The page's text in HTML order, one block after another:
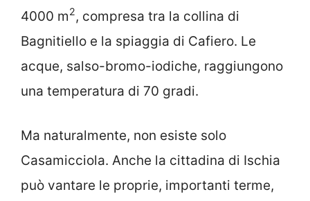
4000 m2, compresa tra la collina di
Bagnitiello e la spiaggia di Cafiero. Le
acque, salso-bromo-iodiche, raggiungono
una temperatura di 70 gradi.
Ma naturalmente, non esiste solo
Casamicciola. Anche la cittadina di Ischia
può vantare le proprie, importanti terme,